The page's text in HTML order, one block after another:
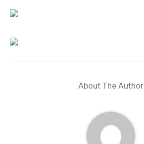
About The Author